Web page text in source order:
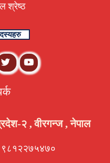
श्रेष्ठ
२ , वीरगन्ज , नेपाल